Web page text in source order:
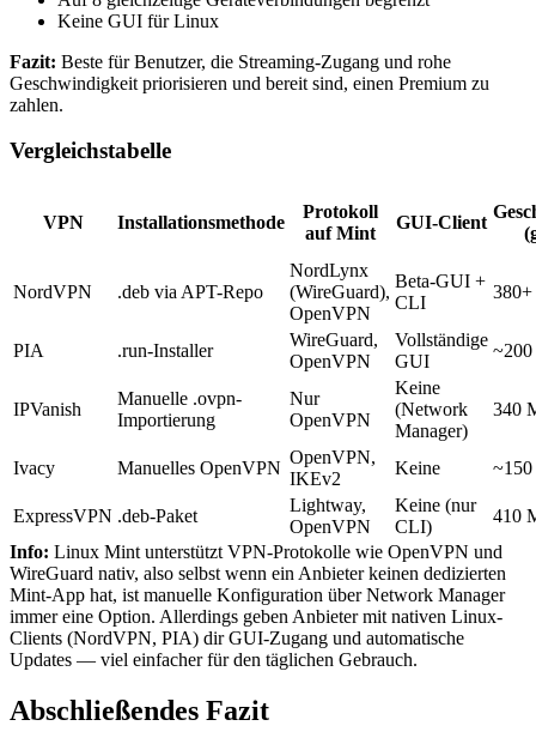
Keine GUI für Linux
Fazit: Beste für Benutzer, die Streaming-Zugang und rohe
Geschwindigkeit priorisieren und bereit sind, einen Premium zu
zahlen.
Vergleichstabelle
VPN Installationsmethode
Protokoll
auf Mint
GUI-Client
NordVPN .deb via APT-Repo
NordLynx
(WireGuard),
OpenVPN
Beta-GUI +
CLI
PIA .run-Installer
WireGuard,
OpenVPN
Vollständige
GUI
IPVanish
Manuelle .ovpn-
Importierung
Nur
OpenVPN
Keine
(Network
Manager)
340
Ivacy Manuelles OpenVPN
OpenVPN,
IKEv2
Keine
ExpressVPN .deb-Paket
Lightway,
OpenVPN
Keine (nur
CLI)
410
Info: Linux Mint unterstützt VPN-Protokolle wie OpenVPN und
WireGuard nativ, also selbst wenn ein Anbieter keinen dedizierten
Mint-App hat, ist manuelle Konfiguration über Network Manager
immer eine Option. Allerdings geben Anbieter mit nativen Linux-
Clients (NordVPN, PIA) dir GUI-Zugang und automatische
Updates — viel einfacher für den täglichen Gebrauch.
Abschließendes Fazit